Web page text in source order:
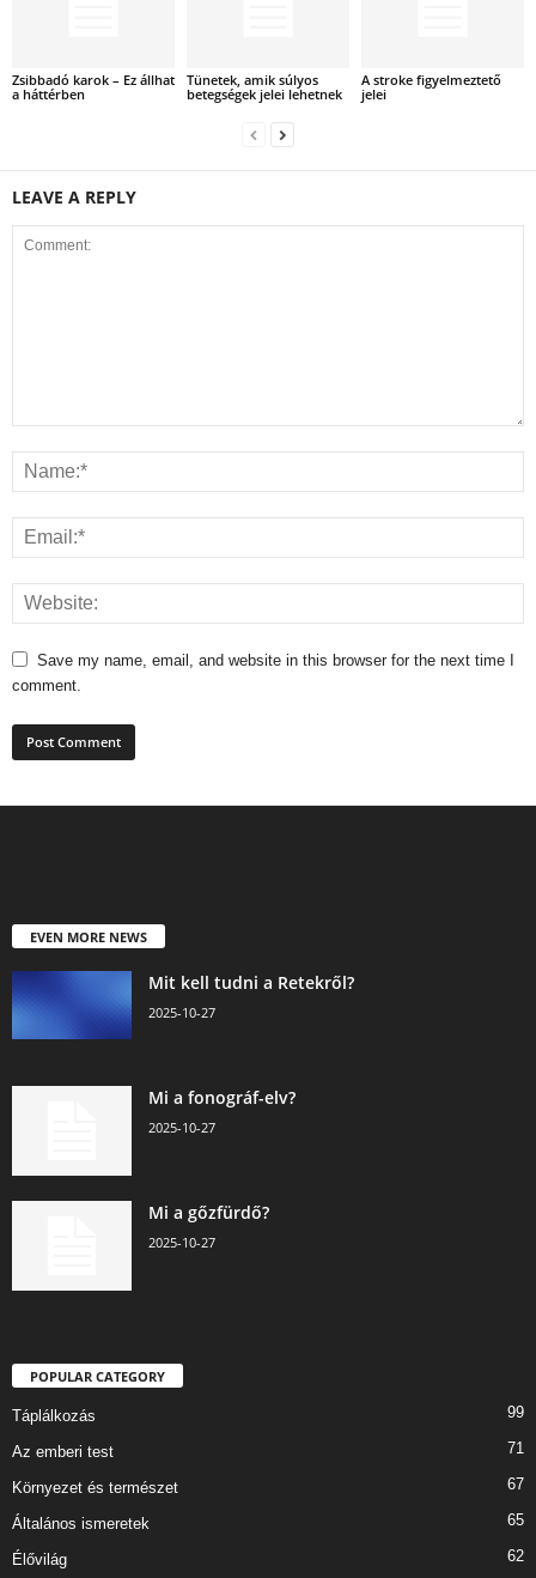
Zsibbadó karok – Ez állhat
a háttérben
Tünetek, amik súlyos
betegségek jelei lehetnek
A stroke figyelmeztető
jelei
LEAVE A REPLY
Save my name, email, and website in this browser for the next time I
comment.
EVEN MORE NEWS
Mit kell tudni a Retekről?
2025-10-27
Mi a fonográf-elv?
2025-10-27
Mi a gőzfürdő?
2025-10-27
POPULAR CATEGORY
Táplálkozás 99
Az emberi test 71
Környezet és természet 67
Általános ismeretek 65
Élővilág 62